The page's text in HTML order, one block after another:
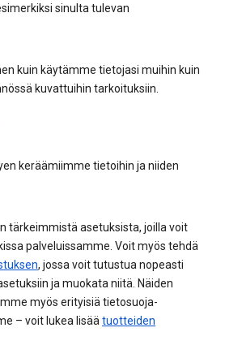
sinulta tulevan
kuin käytämme tietojasi muihin kuin
kuvattuihin tarkoituksiin.
keräämiimme tietoihin ja niiden
tärkeimmistä asetuksista, joilla voit
palveluissamme. Voit myös tehdä
, jossa voit tutustua nopeasti
ja muokata niitä. Näiden
myös erityisiä tietosuoja-
– voit lukea lisää tuotteiden